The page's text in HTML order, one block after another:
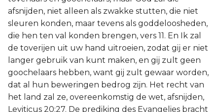
afsnijden, niet alleen als zwakke stutten, die niet
sleuren konden, maar tevens als goddeloosheden,
die hen ten val konden brengen, vers 11. En Ik zal
de toverijen uit uw hand uitroeien, zodat gij er niet
langer gebruik van kunt maken, en gij zult geen
goochelaars hebben, want gij zult gewaar worden,
dat al hun beweringen bedrog zijn. Het recht van
het land zal ze, overeenkomstig de wet, afsnijden,
Leviticus 20:27. De prediking des Evangelies bracht